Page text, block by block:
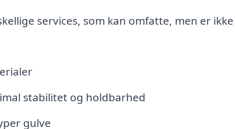
services, som kan omfatte, men er ikke
stabilitet og holdbarhed
gulve